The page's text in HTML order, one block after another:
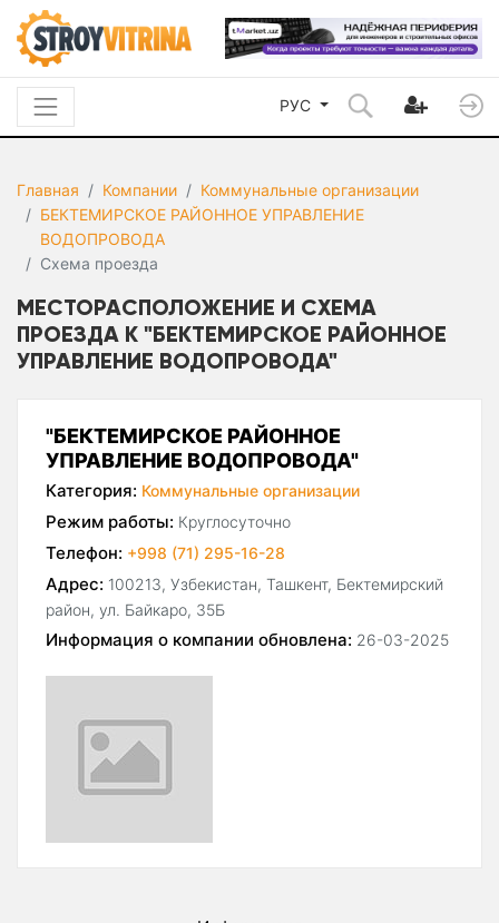
РУС
Главная Компании
Коммунальные организации
БЕКТЕМИРСКОЕ РАЙОННОЕ УПРАВЛЕНИЕ
ВОДОПРОВОДА
Схема проезда
МЕСТОРАСПОЛОЖЕНИЕ И СХЕМА
ПРОЕЗДА К "БЕКТЕМИРСКОЕ РАЙОННОЕ
УПРАВЛЕНИЕ ВОДОПРОВОДА"
"БЕКТЕМИРСКОЕ РАЙОННОЕ
УПРАВЛЕНИЕ ВОДОПРОВОДА"
Категория: Коммунальные организации
Режим работы: Круглосуточно
Телефон: +998 (71) 295-16-28
Адрес: 100213, Узбекистан, Ташкент, Бектемирский
район, ул. Байкаро, 35Б
Информация о компании обновлена: 26-03-2025